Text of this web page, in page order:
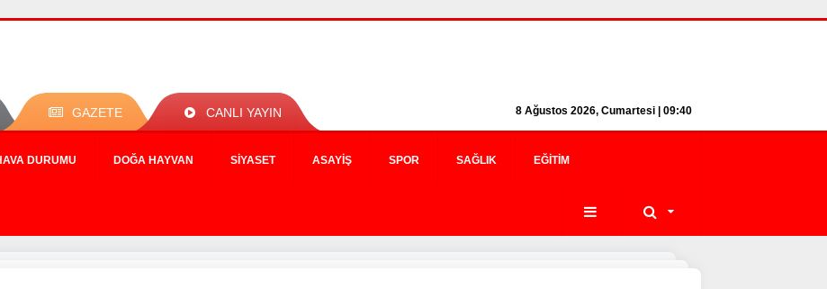
GAZETE CANLI YAYIN 8 Ağustos 2026, Cumartesi | 09:40
DURUMU DOĞA HAYVAN SIYASET ASAYIŞ SPOR SAĞLIK EĞITIM